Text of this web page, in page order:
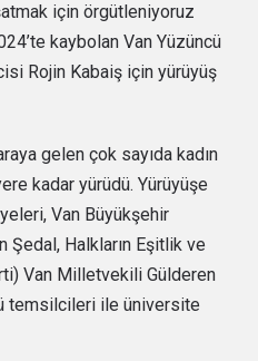
için örgütleniyoruz
kaybolan Van Yüzüncü
Rojin Kabaiş için yürüyüş
gelen çok sayıda kadın
kadar yürüdü. Yürüyüşe
Van Büyükşehir
Şedal, Halkların Eşitlik ve
Van Milletvekili Gülderen
temsilcileri ile üniversite